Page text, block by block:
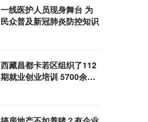
一线医护人员现身舞台 为
民众普及新冠肺炎防控知识
西藏昌都卡若区组织了112
期就业创业培训 5700余名